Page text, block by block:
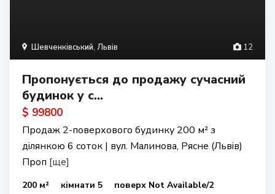
12
Шевченківський, Львів
Пропонується до продажу сучасний
будинок у с...
$ 99800
Продаж 2-поверхового будинку 200 м² з
ділянкою 6 соток | вул. Малинова, Рясне (Львів)
Проп [ще]
200 м² кімнати 5 поверх Not Available/2